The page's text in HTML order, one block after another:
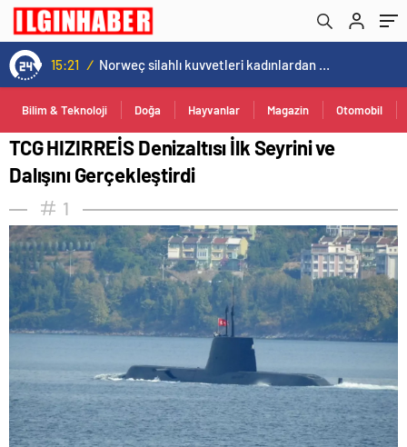
15:21 / Norweç silahlı kuvvetleri kadınlardan oluşan özel kuvvetler eğitimlerini başlattı.
Bilim & Teknoloji Doğa Hayvanlar Magazin Otomobil
TCG HIZIRREİS Denizaltısı İlk Seyrini ve
Dalışını Gerçekleştirdi
1